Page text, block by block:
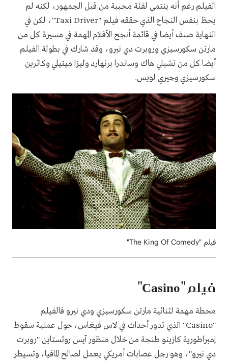
الفيلم رغم أنه ينتمي لفئة محببة من قبل الجمهور، لكنه لم
يحظ بنفس النجاح الذي حققه فيلم "Taxi Driver"، لكن في
النهاية صنف أيضا في قائمة أنجح الأفلام المهمة في مسيرة كل من
مارتن سكورسيزي وروبرت دي نيرو، وقد شارك في بطولة الفيلم
أيضا كل من تشيلي هاك وساندرا برنهارد وليزا مينيلي وكاثرين
سكورسيزي وجيري لويس.
فيلم "The King Of Comedy"
فيلم "Casino
"
محطة مهمة لثنائية مارتن سكورسيزي ودي نيرو فالفيلم
"
Casino" الذي تدور أحداث في لاس فيغاس، حول عملية سقوط
إمبراطورية كازينو طنجة من خلال منظور آيس روثستاين "روبرت
دي نيرو"، وهو رجل عصابات أمريكي يعمل لصالح المافيا، وتسيطر